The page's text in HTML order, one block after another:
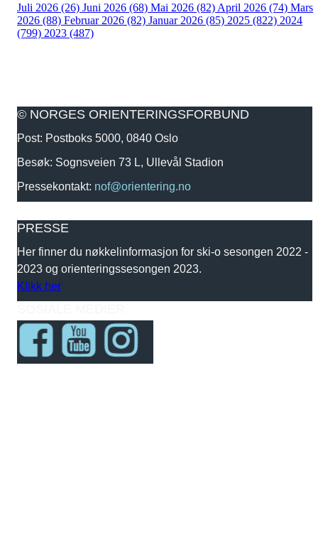
Juli 2026 (26) Juni 2026 (68) Mai 2026 (82) April 2026 (74) Mars
2026 (88) Februar 2026 (82) Januar 2026 (85) 2025 (822) 2024
(799) 2023 (487)
© NORGES ORIENTERINGSFORBUND
Post: Postboks 5000, 0840 Oslo
Besøk: Sognsveien 73 L, Ullevål Stadion
Pressekontakt: nof@orientering.no
PRESSE
Her finner du nøkkelinformasjon for ski-o sesongen 2022 -
2023 og orienteringssesongen 2023.
Klikk her